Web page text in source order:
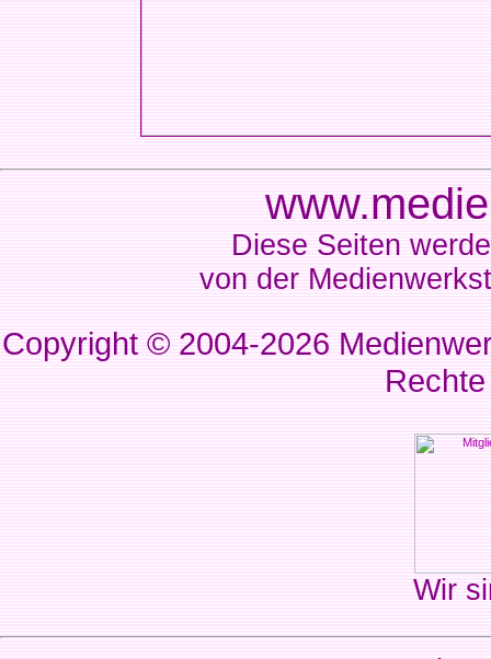
Diese Seiten
von der
Copyright © 2004-2026
Wir